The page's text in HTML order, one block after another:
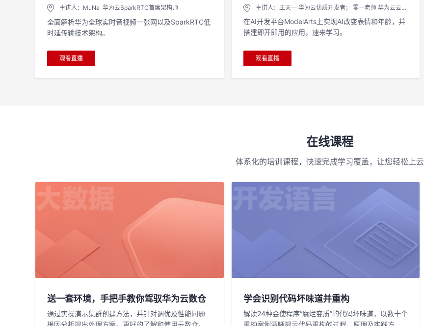
主讲人：MuNa 华为云SparkRTC首席架构师
全面解析华为全球实时音视频一张网以及SparkRTC低
时延传输技术架构。
观看直播
专家
在AI开发平台ModelArts上实现AI改变表情和年龄，并
搭建即开即用的应用，速来学习。
观看直播
在线课程
体系化的培训课程，快速完成学习覆盖，让您轻松上云
送一套环境，手把手教你驾驭华为云数仓
通过实操演示集群创建方法，并针对调优及性能问题
根因分析提出处理方案，更好的了解和使用云数仓。
学会识别代码坏味道并重构
解读24种会使程序“腐烂变质”的代码坏味道，以数十个
重构案例清晰揭示代码重构的过程、原理及实践方